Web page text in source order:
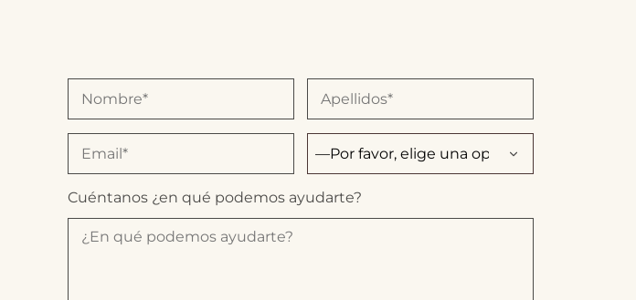
Cuéntanos ¿en qué podemos ayudarte?